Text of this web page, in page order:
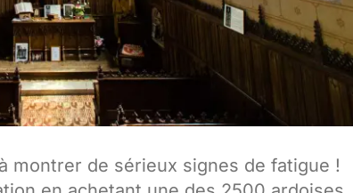
montrer de sérieux signes de fatigue !